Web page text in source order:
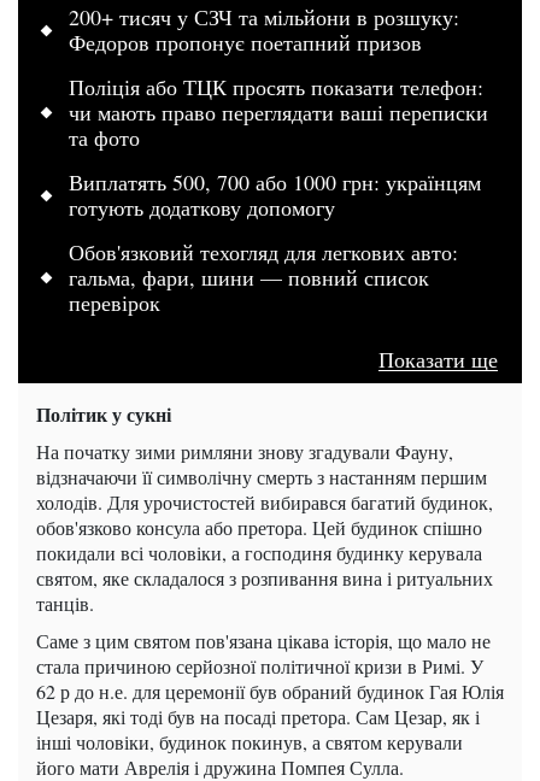
200+ тисяч у СЗЧ та мільйони в розшуку:
Федоров пропонує поетапний призов
Поліція або ТЦК просять показати телефон:
чи мають право переглядати ваші переписки
та фото
Виплатять 500, 700 або 1000 грн: українцям
готують додаткову допомогу
Обов'язковий техогляд для легкових авто:
гальма, фари, шини — повний список
перевірок
Показати ще
Політик у сукні
На початку зими римляни знову згадували Фауну,
відзначаючи її символічну смерть з настанням першим
холодів. Для урочистостей вибирався багатий будинок,
обов'язково консула або претора. Цей будинок спішно
покидали всі чоловіки, а господиня будинку керувала
святом, яке складалося з розпивання вина і ритуальних
танців.
Саме з цим святом пов'язана цікава історія, що мало не
стала причиною серйозної політичної кризи в Римі. У
62 р до н.е. для церемонії був обраний будинок Гая Юлія
Цезаря, які тоді був на посаді претора. Сам Цезар, як і
інші чоловіки, будинок покинув, а святом керували
його мати Аврелія і дружина Помпея Сулла.